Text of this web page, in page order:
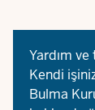
Yardım
Kendi
Bulma